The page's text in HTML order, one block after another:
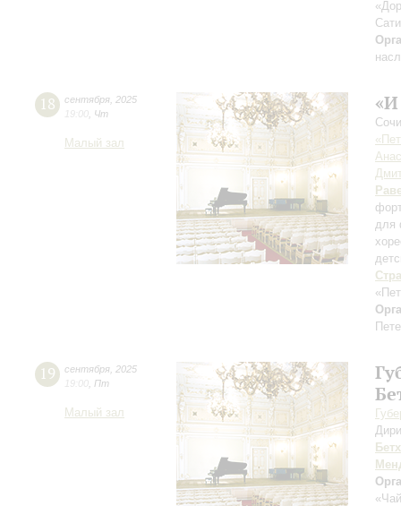
18 сентября 2025
19:00 Чт
Малый зал
«И
для
19 сентября 2025
19:00 Пт
Малый зал